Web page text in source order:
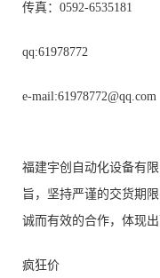
传真：0592-6535181
qq:61978772
e-mail:61978772@qq.com
福建宇创自动化设备有
旨，坚持严谨的交货期
诚而有效的合作，体现
疯狂价